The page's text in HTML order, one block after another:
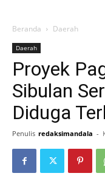
Beranda Daerah
Daerah
Proyek
Sibulan
Diduga
Penulis redaksimandala -